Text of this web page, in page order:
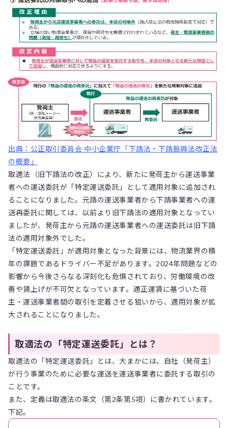
出典：公正取引委員会 中小企業庁「下請法・下請振興法改正法
の概要」
取適法（旧下請法の改正）により、新たに発荷主から運送事業
者への運送委託が「特定運送委託」として適用対象に追加され
ることになりました。元請の運送事業者から下請事業者への運
送再委託に関しては、以前より旧下請法の適用対象となってい
ましたが、発荷主から元請の運送事業者への運送委託は旧下請
法の適用対象外でした。
「特定運送委託」が適用対象となった背景には、物流業界の積
年の課題であるドライバー不足があります。2024年問題などの
影響から今後さらなる深刻化も危惧されており、労働環境の改
善や賃上げが不可欠となっています。適正運賃に基づいた荷
主・運送事業者間の取引を定着させる狙いから、適用対象が拡
大されることになりました。
取適法の「特定運送委託」とは？
取適法の「特定運送委託」とは、大まかには、自社（発荷主）
が行う事業のために必要な運送を運送事業者に委託する取引の
ことです。
また、定義は取適法の条文（第2条第5項）に書かれています。
下記。